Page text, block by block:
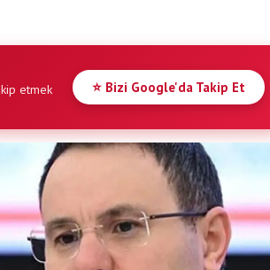
etmek
⭐ Bizi Google'da Takip Et